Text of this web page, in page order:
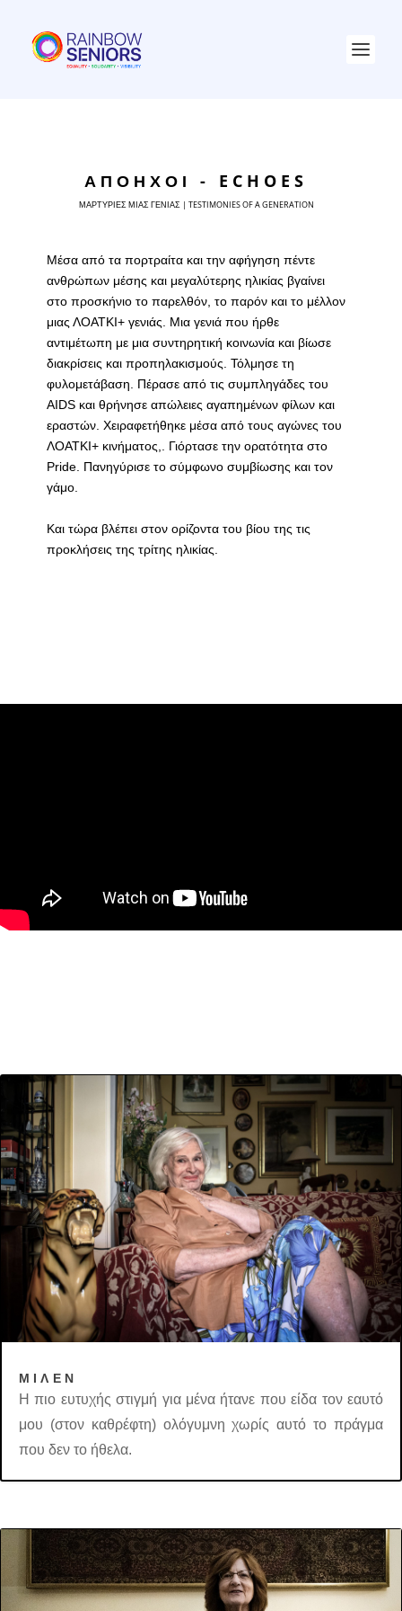
ΑΠΟΗΧΟΙ - ECHOES
ΜΑΡΤΥΡΙΕΣ ΜΙΑΣ ΓΕΝΙΑΣ | TESTIMONIES OF A GENERATION
Μέσα από τα πορτραίτα και την αφήγηση πέντε
ανθρώπων μέσης και μεγαλύτερης ηλικίας βγαίνει
στο προσκήνιο το παρελθόν, το παρόν και το μέλλον
μιας ΛΟΑΤΚΙ+ γενιάς. Μια γενιά που ήρθε
αντιμέτωπη με μια συντηρητική κοινωνία και βίωσε
διακρίσεις και προπηλακισμούς. Τόλμησε τη
φυλομετάβαση. Πέρασε από τις συμπληγάδες του
AIDS και θρήνησε απώλειες αγαπημένων φίλων και
εραστών. Χειραφετήθηκε μέσα από τους αγώνες του
ΛΟΑΤΚΙ+ κινήματος,. Γιόρτασε την ορατότητα στο
Pride. Πανηγύρισε το σύμφωνο συμβίωσης και τον
γάμο.
Και τώρα βλέπει στον ορίζοντα του βίου της τις
προκλήσεις της τρίτης ηλικίας.
ΜΙΛΕΝ
Η πιο ευτυχής στιγμή για μένα ήτανε που είδα τον εαυτό
μου (στον καθρέφτη) ολόγυμνη χωρίς αυτό το πράγμα
που δεν το ήθελα.